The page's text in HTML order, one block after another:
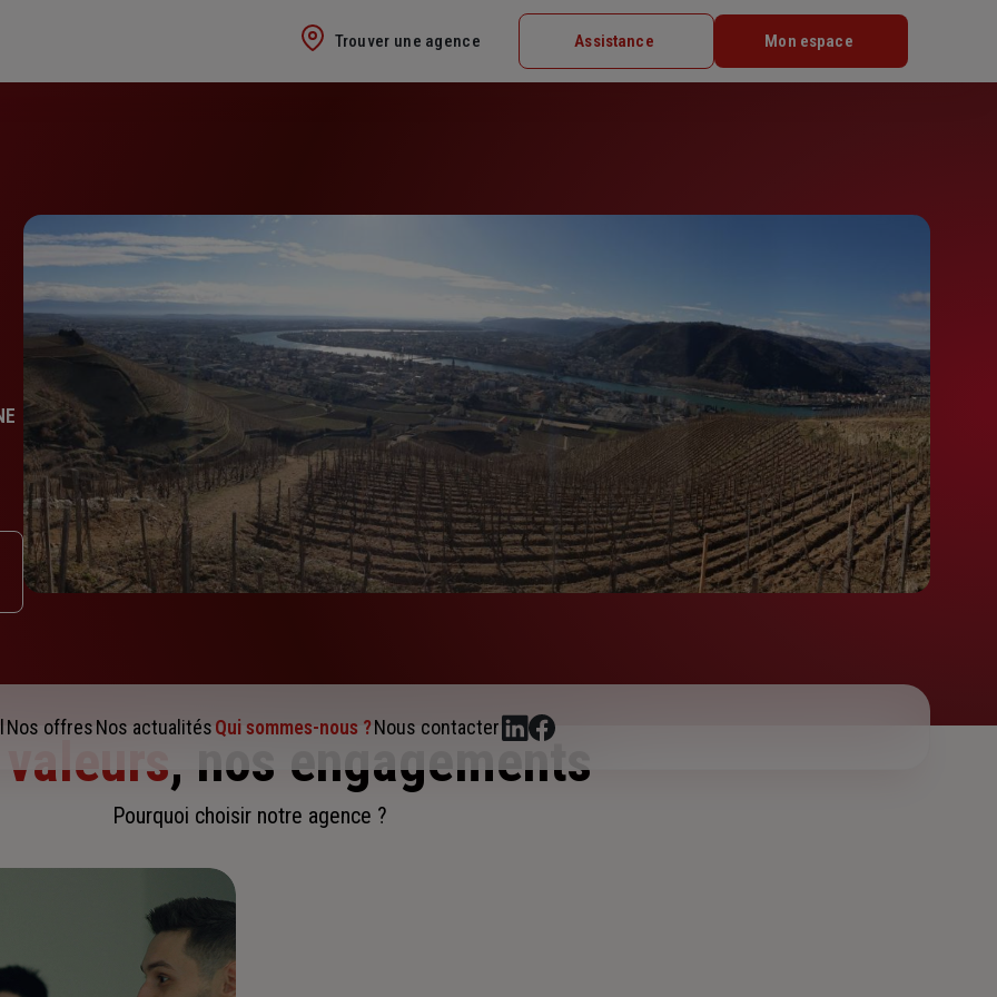
Trouver une agence Assistance Mon espace
Nos offresNos actualitésQui sommes-nous ?Nous contacter
, nos engagements
Pourquoi choisir notre agence ?